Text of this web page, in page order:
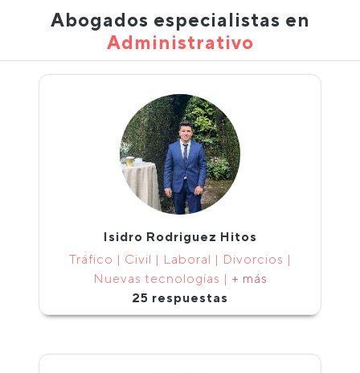
Abogados especialistas en
Administrativo
Isidro Rodriguez Hitos
Tráfico | Civil | Laboral | Divorcios |
Nuevas tecnologías | + más
25 respuestas